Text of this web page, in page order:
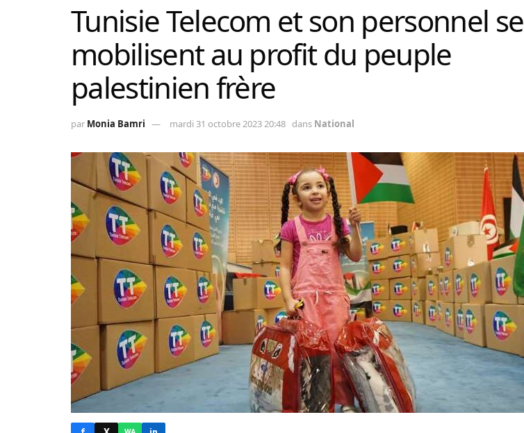
Tunisie Telecom et son personnel se
mobilisent au profit du peuple
palestinien frère
par Monia Bamri mardi 31 octobre 2023 20:48 dans National